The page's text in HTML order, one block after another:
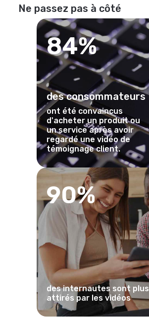
Ne passez pas à côté
84%
des consommateurs
ont été convaincus
d'acheter un produit ou
un service après avoir
regardé une vidéo de
témoignage client.
90%
des internautes sont plus
attirés par les vidéos